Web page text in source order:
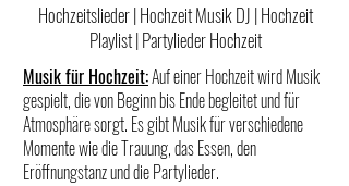
Hochzeitslieder | Hochzeit Musik DJ | Hochzeit
Playlist | Partylieder Hochzeit
Musik für Hochzeit:Auf einer Hochzeit wird Musik
gespielt, die von Beginn bis Ende begleitet und für
Atmosphäre sorgt. Es gibt Musik für verschiedene
Momente wie die Trauung, das Essen, den
Eröffnungstanz und die Partylieder.